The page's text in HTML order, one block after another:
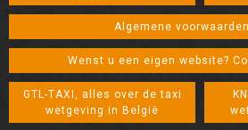
Algemene
Wenst u een eigen website?
GTL-TAXI, alles over de taxi
wetgeving in België